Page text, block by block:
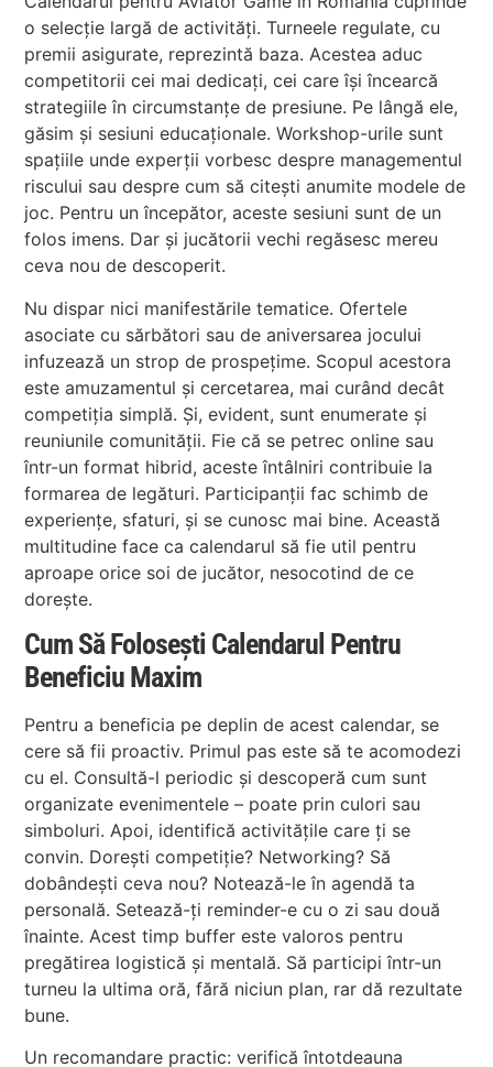
o selecție largă de activități. Turneele regulate, cu
premii asigurate, reprezintă baza. Acestea aduc
competitorii cei mai dedicați, cei care își încearcă
strategiile în circumstanțe de presiune. Pe lângă ele,
găsim și sesiuni educaționale. Workshop-urile sunt
spațiile unde experții vorbesc despre managementul
riscului sau despre cum să citești anumite modele de
joc. Pentru un începător, aceste sesiuni sunt de un
folos imens. Dar și jucătorii vechi regăsesc mereu
ceva nou de descoperit.
Nu dispar nici manifestările tematice. Ofertele
asociate cu sărbători sau de aniversarea jocului
infuzează un strop de prospețime. Scopul acestora
este amuzamentul și cercetarea, mai curând decât
competiția simplă. Și, evident, sunt enumerate și
reuniunile comunității. Fie că se petrec online sau
într-un format hibrid, aceste întâlniri contribuie la
formarea de legături. Participanții fac schimb de
experiențe, sfaturi, și se cunosc mai bine. Această
multitudine face ca calendarul să fie util pentru
aproape orice soi de jucător, nesocotind de ce
dorește.
Cum Să Folosești Calendarul Pentru
Beneficiu Maxim
Pentru a beneficia pe deplin de acest calendar, se
cere să fii proactiv. Primul pas este să te acomodezi
cu el. Consultă-l periodic și descoperă cum sunt
organizate evenimentele – poate prin culori sau
simboluri. Apoi, identifică activitățile care ți se
convin. Dorești competiție? Networking? Să
dobândești ceva nou? Notează-le în agendă ta
personală. Setează-ți reminder-e cu o zi sau două
înainte. Acest timp buffer este valoros pentru
pregătirea logistică și mentală. Să participi într-un
turneu la ultima oră, fără niciun plan, rar dă rezultate
bune.
Un recomandare practic: verifică întotdeauna